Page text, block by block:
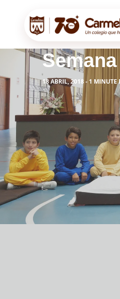
18 ABRIL, 2018 - 1 MINUTE